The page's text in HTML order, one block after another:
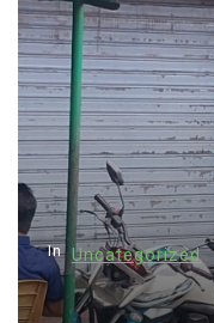
i
g
a
t
i
o
n
In Uncategorized